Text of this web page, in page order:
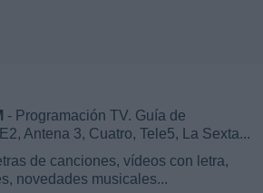
- Programación TV. Guía de
Antena 3, Cuatro, Tele5, La Sexta...
de canciones, vídeos con letra,
novedades musicales...